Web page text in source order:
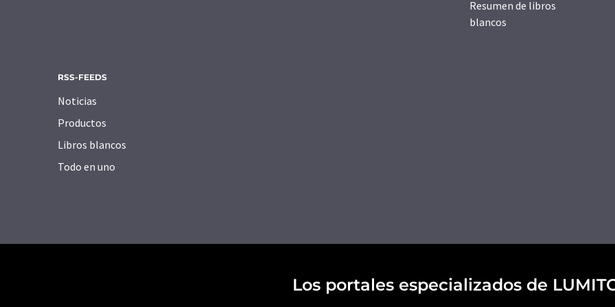
Resumen de libros
blancos
RSS-FEEDS
Noticias
Productos
Libros blancos
Todo en uno
Los portales especializados de